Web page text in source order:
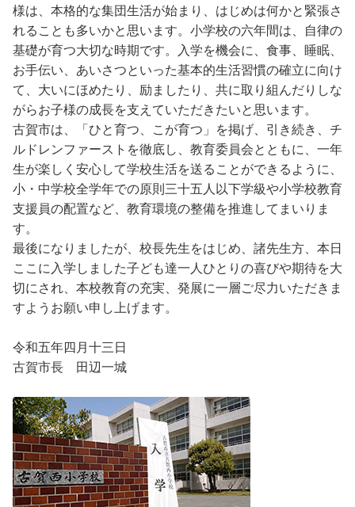
様は、本格的な集団生活が始まり、はじめは何かと緊張さ
れることも多いかと思います。小学校の六年間は、自律の
基礎が育つ大切な時期です。入学を機会に、食事、睡眠、
お手伝い、あいさつといった基本的生活習慣の確立に向け
て、大いにほめたり、励ましたり、共に取り組んだりしな
がらお子様の成長を支えていただきたいと思います。
古賀市は、「ひと育つ、こが育つ」を掲げ、引き続き、チ
ルドレンファーストを徹底し、教育委員会とともに、一年
生が楽しく安心して学校生活を送ることができるように、
小・中学校全学年での原則三十五人以下学級や小学校教育
支援員の配置など、教育環境の整備を推進してまいりま
す。
最後になりましたが、校長先生をはじめ、諸先生方、本日
ここに入学しました子ども達一人ひとりの喜びや期待を大
切にされ、本校教育の充実、発展に一層ご尽力いただきま
すようお願い申し上げます。
令和五年四月十三日
古賀市長 田辺一城